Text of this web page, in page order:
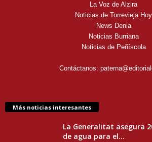
La Voz de Alzira
Noticias de Torrevieja Hoy
News Denia
Noticias Burriana
Noticias de Peñíscola
Contáctanos:
Más noticias interesantes
La Generalitat asegura
de agua para el...